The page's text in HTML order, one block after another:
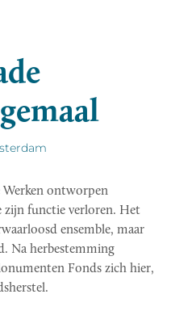
ontworpen
zijn functie verloren. Het
ensemble, maar
Na herbestemming
Fonds zich hier,